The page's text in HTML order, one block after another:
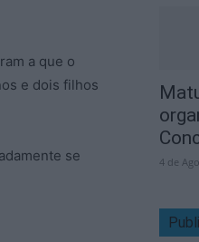
a que o
e dois filhos
se
4 de